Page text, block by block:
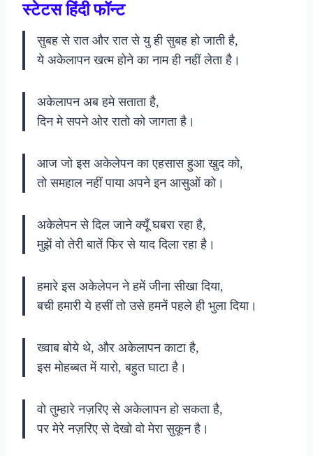
स्टेटस हिंदी फॉन्ट
सुबह से रात और रात से यु ही सुबह हो जाती है,
ये अकेलापन खत्म होने का नाम ही नहीं लेता है।
अकेलापन अब हमे सताता है,
दिन मे सपने ओर रातो को जागता है।
आज जो इस अकेलेपन का एहसास हुआ खुद को,
तो समहाल नहीं पाया अपने इन आसुओं को।
अकेलेपन से दिल जाने क्यूँ घबरा रहा है,
मुझें वो तेरी बातें फिर से याद दिला रहा है।
हमारे इस अकेलेपन ने हमें जीना सीखा दिया,
बची हमारी ये हसीं तो उसे हमनें पहले ही भुला दिया।
ख्वाब बोये थे, और अकेलापन काटा है,
इस मोहब्बत में यारो, बहुत घाटा है।
वो तुम्हारे नज़रिए से अकेलापन हो सकता है,
पर मेरे नज़रिए से देखो वो मेरा सुकून है।